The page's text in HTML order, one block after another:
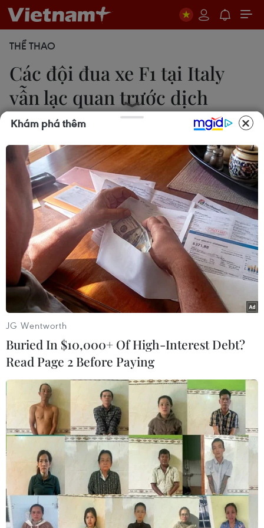
THỂ THAO
Các đội đua xe F1 tại Italy
vẫn lạc quan trước dịch
bệnh
Thanh Phương
27/02/2020 22:39
Trước tình hình dịch COVID-19 đã lan tới hơn 50
quốc gia trên thế giới, các tay đua F1 tỏ ra lo ngại
nhưng không quá hoảng sợ và họ đều thực hiện
những biện pháp phòng ngừa cần thiết.
Các đội đua F1 vẫn lạc quan trước tình hình dịch bệnh. (Ảnh:
The Drive)
Ngày 26/2, các đội đua xe Công thức 1 (F1) đã
tiến hành cuộc thử nghiệm xe lần thứ 2 tại
Barcelona (Tây Ban Nha) trước khi bước vào
mùa giải năm 2020. Trước tình hình dịch viêm
Khám phá thêm
JG Wentworth
Buried In $10,000+ Of High-Interest Debt?
Read Page 2 Before Paying